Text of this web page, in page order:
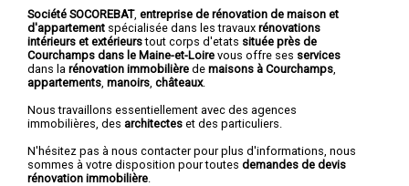
Société SOCOREBAT, entreprise de rénovation de maison et
d'appartement spécialisée dans les travaux rénovations
intérieurs et extérieurstout corps d'etats située près de
Courchamps dans le Maine-et-Loire vous offre ses services
dans la rénovation immobilière de maisons à Courchamps
appartements manoirs châteaux.
Nous travaillons essentiellement avec des agences
immobilières, des architectes et des particuliers.
N'hésitez pas à nous contacter pour plus d'informations, nous
sommes à votre disposition pour toutes demandes de devis
rénovation immobilière